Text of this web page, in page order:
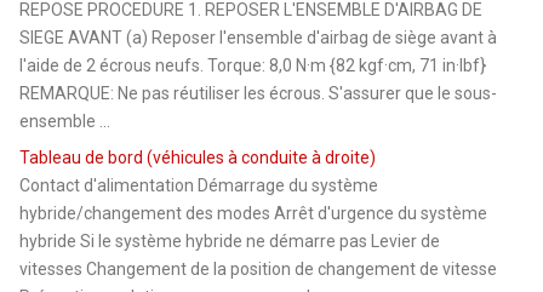
REPOSE PROCEDURE 1. REPOSER L'ENSEMBLE D'AIRBAG DE
SIEGE AVANT (a) Reposer l'ensemble d'airbag de siège avant à
l'aide de 2 écrous neufs. Torque: 8,0 N·m {82 kgf·cm, 71 in·lbf}
REMARQUE: Ne pas réutiliser les écrous. S'assurer que le sous-
ensemble ...
Tableau de bord (véhicules à conduite à droite)
Contact d'alimentation Démarrage du système
hybride/changement des modes Arrêt d'urgence du système
hybride Si le système hybride ne démarre pas Levier de
vitesses Changement de la position de changement de vitesse